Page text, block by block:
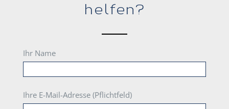
helfen?
Ihr Name
Ihre E-Mail-Adresse (Pflichtfeld)